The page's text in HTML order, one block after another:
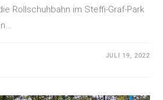
Rollschuhbahn im Steffi-Graf-Park
JULI 19, 2022